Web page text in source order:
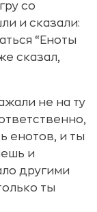
со
и сказали:
“Еноты
сказал,
не на ту
енотов, и ты
и
другими
ты